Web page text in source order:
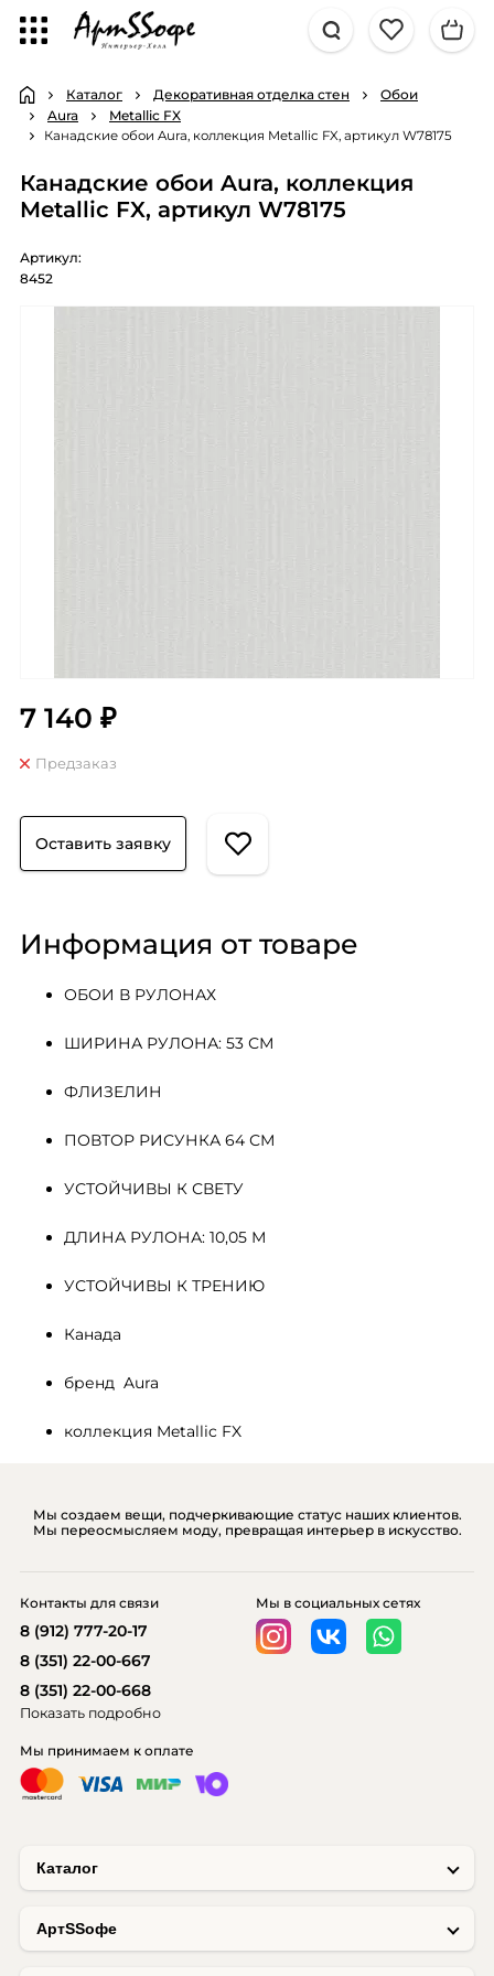
Каталог Декоративная отделка стен
Обои
Aura
Metallic FX
Канадские обои Aura, коллекция Metallic FX, артикул W78175
Канадские обои Aura, коллекция
Metallic FX, артикул W78175
Артикул:
8452
7 140 ₽
Предзаказ
Оставить заявку
Информация от товаре
ОБОИ В РУЛОНАХ
ШИРИНА РУЛОНА: 53 СМ
ФЛИЗЕЛИН
ПОВТОР РИСУНКА 64 СМ
УСТОЙЧИВЫ К СВЕТУ
ДЛИНА РУЛОНА: 10,05 М
УСТОЙЧИВЫ К ТРЕНИЮ
Канада
бренд  Aura
коллекция Metallic FX
Мы создаем вещи, подчеркивающие статус наших клиентов.
Мы переосмысляем моду, превращая интерьер в искусство.
Каталог
AртSSофе
Мы принимаем к оплате
Мы в социальных сетях
Контакты для связи
8 (912) 777-20-17
8 (351) 22-00-667
8 (351) 22-00-668
Показать подробно